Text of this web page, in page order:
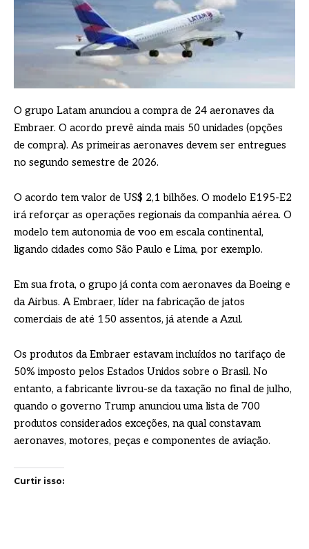
O grupo Latam anunciou a compra de 24 aeronaves da
Embraer. O acordo prevê ainda mais 50 unidades (opções
de compra). As primeiras aeronaves devem ser entregues
no segundo semestre de 2026.
O acordo tem valor de US$ 2,1 bilhões. O modelo E195-E2
irá reforçar as operações regionais da companhia aérea. O
modelo tem autonomia de voo em escala continental,
ligando cidades como São Paulo e Lima, por exemplo.
Em sua frota, o grupo já conta com aeronaves da Boeing e
da Airbus. A Embraer, líder na fabricação de jatos
comerciais de até 150 assentos, já atende a Azul.
Os produtos da Embraer estavam incluídos no tarifaço de
50% imposto pelos Estados Unidos sobre o Brasil. No
entanto, a fabricante livrou-se da taxação no final de julho,
quando o governo Trump anunciou uma lista de 700
produtos considerados exceções, na qual constavam
aeronaves, motores, peças e componentes de aviação.
Curtir isso: